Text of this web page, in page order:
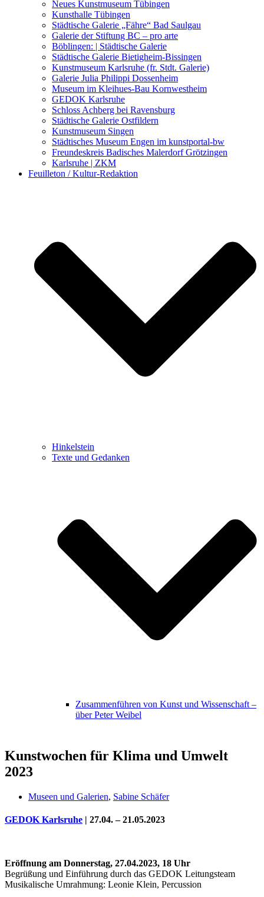
Kunstwettbewerbe, Ausschreibungen für Künstler
Neues Kunstmuseum Tübingen
Kunsthalle Tübingen
Städtische Galerie „Fähre“ Bad Saulgau
Galerie der Stiftung BC – pro arte
Böblingen: | Städtische Galerie
Städtische Galerie Bietigheim-Bissingen
Kunstmuseum Karlsruhe (fr. Stdt. Galerie)
Galerie Julia Philippi Dossenheim
Museum im Kleihues-Bau Kornwestheim
GEDOK Karlsruhe
Schloss Achberg bei Ravensburg
Städtische Galerie Ostfildern
Kunstmuseum Singen
Städtisches Museum Engen im kunstportal-bw
Freundeskreis Badisches Malerdorf Grötzingen
Karlsruhe | ZKM
Feuilleton / Kultur-Redaktion
Hinkelstein
Texte und Gedanken
Zusammenführen von Kunst und Wissenschaft –
über Peter Weibel
Kunstwochen für Klima und Umwelt
2023
Museen und Galerien, Sabine Schäfer
GEDOK Karlsruhe | 27.04. – 21.05.2023
Eröffnung am Donnerstag, 27.04.2023, 18 Uhr
Begrüßung und Einführung durch das GEDOK Leitungsteam
Musikalische Umrahmung: Leonie Klein, Percussion